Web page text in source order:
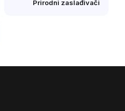
Prirodni zaslađivači